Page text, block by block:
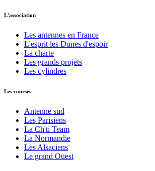
L'association
Les antennes en France
L'esprit les Dunes d'espoir
La charte
Les grands projets
Les cylindres
Les courses
Antenne sud
Les Parisiens
La Ch'ti Team
La Normandie
Les Alsaciens
Le grand Ouest